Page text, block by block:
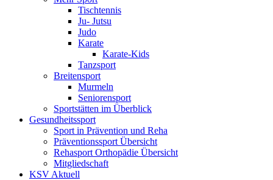
Tischtennis
Ju- Jutsu
Judo
Karate
Karate-Kids
Tanzsport
Breitensport
Murmeln
Seniorensport
Sportstätten im Überblick
Gesundheitssport
Sport in Prävention und Reha
Präventionssport Übersicht
Rehasport Orthopädie Übersicht
Mitgliedschaft
KSV Aktuell